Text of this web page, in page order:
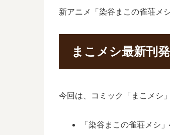
新アニメ「染谷まこの雀荘メ
まこメシ最新刊
今回は、コミック「まこメシ
「染谷まこの雀荘メシ